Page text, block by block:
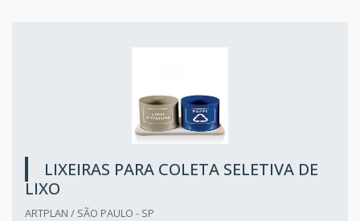
LIXEIRAS PARA COLETA SELETIVA DE
LIXO
ARTPLAN / SÃO PAULO - SP